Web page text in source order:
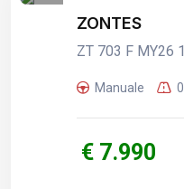
ZONTES
ZT 703 F MY26
Manuale
€ 7.990